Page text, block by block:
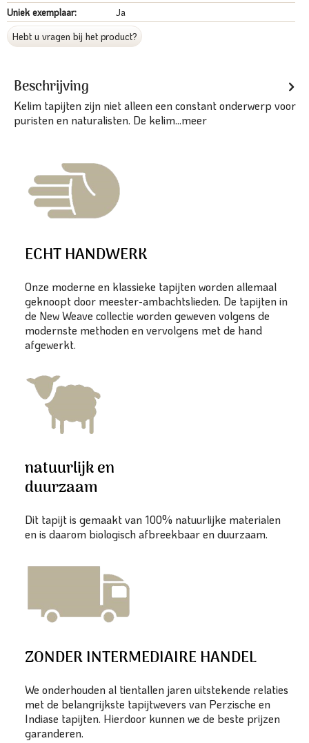
Uniek exemplaar:
Ja
Hebt u vragen bij het product?
Beschrijving
Kelim tapijten zijn niet alleen een constant onderwerp voor
puristen en naturalisten. De kelim...meer
ECHT HANDWERK
Onze moderne en klassieke tapijten worden allemaal
geknoopt door meester-ambachtslieden. De tapijten in
de New Weave collectie worden geweven volgens de
modernste methoden en vervolgens met de hand
afgewerkt.
natuurlijk en
duurzaam
Dit tapijt is gemaakt van 100% natuurlijke materialen
en is daarom biologisch afbreekbaar en duurzaam.
ZONDER INTERMEDIAIRE HANDEL
We onderhouden al tientallen jaren uitstekende relaties
met de belangrijkste tapijtwevers van Perzische en
Indiase tapijten. Hierdoor kunnen we de beste prijzen
garanderen.